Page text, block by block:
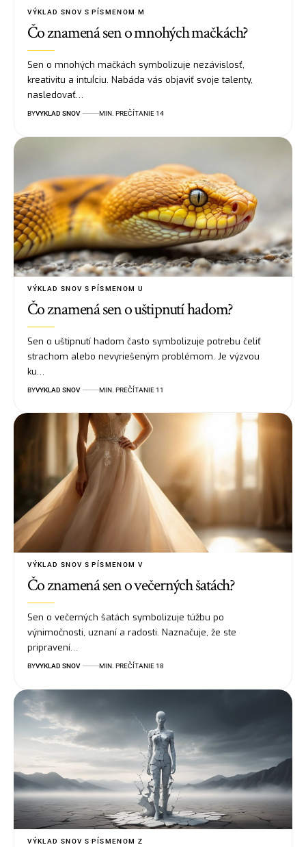
VÝKLAD SNOV S PÍSMENOM M
Čo znamená sen o mnohých mačkách?
Sen o mnohých mačkách symbolizuje nezávislosť,
kreativitu a intuÍciu. Nabáda vás objaviť svoje talenty,
nasledovať…
BYVYKLAD SNOV MIN. PREČÍTANIE 14
VÝKLAD SNOV S PÍSMENOM U
Čo znamená sen o uštipnutí hadom?
Sen o uštipnutí hadom často symbolizuje potrebu čeliť
strachom alebo nevyriešeným problémom. Je výzvou
ku…
BYVYKLAD SNOV MIN. PREČÍTANIE 11
VÝKLAD SNOV S PÍSMENOM V
Čo znamená sen o večerných šatách?
Sen o večerných šatách symbolizuje túžbu po
výnimočnosti, uznaní a radosti. Naznačuje, že ste
pripravení…
BYVYKLAD SNOV MIN. PREČÍTANIE 18
VÝKLAD SNOV S PÍSMENOM Z